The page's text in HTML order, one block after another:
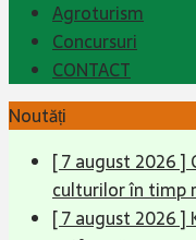
Agroturism
Concursuri
CONTACT
Noutăți
[ 7 august 2026 ]
culturilor în timp
[ 7 august 2026 ]